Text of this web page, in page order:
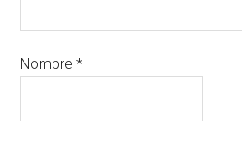
Nombre*